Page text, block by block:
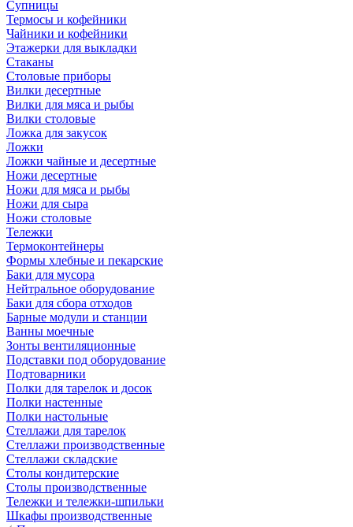
Супницы
Термосы и кофейники
Чайники и кофейники
Этажерки для выкладки
Стаканы
Столовые приборы
Вилки десертные
Вилки для мяса и рыбы
Вилки столовые
Ложка для закусок
Ложки
Ложки чайные и десертные
Ножи десертные
Ножи для мяса и рыбы
Ножи для сыра
Ножи столовые
Тележки
Термоконтейнеры
Формы хлебные и пекарские
Баки для мусора
Нейтральное оборудование
Баки для сбора отходов
Барные модули и станции
Ванны моечные
Зонты вентиляционные
Подставки под оборудование
Подтоварники
Полки для тарелок и досок
Полки настенные
Полки настольные
Стеллажи для тарелок
Стеллажи производственные
Стеллажи складские
Столы кондитерские
Столы производственные
Тележки и тележки-шпильки
Шкафы производственные